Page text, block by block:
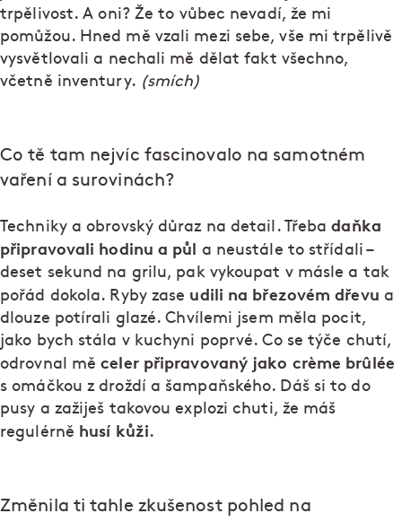
trpělivost. A oni? Že to vůbec nevadí, že mi
pomůžou. Hned mě vzali mezi sebe, vše mi trpělivě
vysvětlovali a nechali mě dělat fakt všechno,
včetně inventury. (smích)
Co tě tam nejvíc fascinovalo na samotném
vaření a surovinách?
Techniky a obrovský důraz na detail. Třebadaňka
připravovali hodinu a půl a neustále to střídali –
deset sekund na grilu, pak vykoupat v másle a tak
pořád dokola. Ryby zase udili na březovém dřevu a
dlouze potírali glazé. Chvílemi jsem měla pocit,
jako bych stála v kuchyni poprvé. Co se týče chutí,
odrovnal měceler připravovaný jako crème brûlée
s omáčkou z droždí a šampaňského. Dáš si to do
pusy a zažiješ takovou explozi chuti, že máš
regulérně husí kůži.
Změnila ti tahle zkušenost pohled na